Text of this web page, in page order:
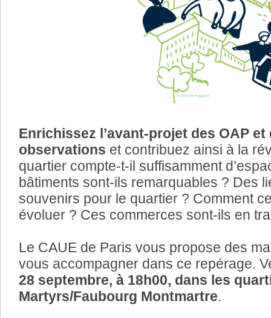
Enrichissez l’avant-projet des OAP
observations et contribuez ainsi à la
quartier compte-t-il suffisamment
bâtiments sont-ils remarquables ? Des
souvenirs pour le quartier ? Comment
évoluer ? Ces commerces sont-ils en
Le CAUE de Paris vous propose des
vous accompagner dans ce repérage.
28 septembre, à 18h00, dans les
Martyrs/Faubourg Montmartre.